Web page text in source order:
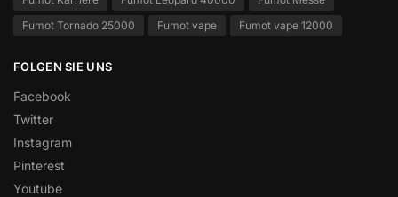
Fumot Tornado 25000
Fumot vape Fumot vape 12000
FOLGEN SIE UNS
Facebook
Twitter
Instagram
Pinterest
Youtube